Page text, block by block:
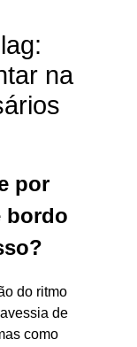
na
por
bordo
do ritmo
de
como